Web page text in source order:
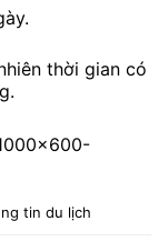
thời gian có
tin du lịch